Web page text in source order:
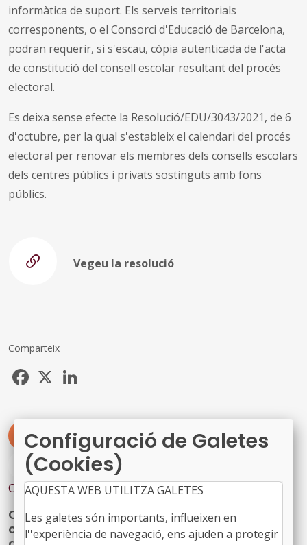
informàtica de suport. Els serveis territorials
corresponents, o el Consorci d'Educació de Barcelona,
podran requerir, si s'escau, còpia autenticada de l'acta
de constitució del consell escolar resultant del procés
electoral.
Es deixa sense efecte la Resolució/EDU/3043/2021, de 6
d'octubre, per la qual s'estableix el calendari del procés
electoral per renovar els membres dels consells escolars
dels centres públics i privats sostinguts amb fons
públics.
Vegeu la resolució
Comparteix
Facebook
#JURÍDIQUES #COMISSIONS
#ÀREA EDUCACIÓ
Contingut relacionat
Cultura amplia fins als 1,8 milions d'euros la
convocatòria de subvencions per a festivals
Configuració de Galetes
(Cookies)
AQUESTA WEB UTILITZA GALETES
Les galetes són importants, influeixen en
l''experiència de navegació, ens ajuden a protegir